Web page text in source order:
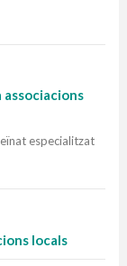
especialitzat
locals